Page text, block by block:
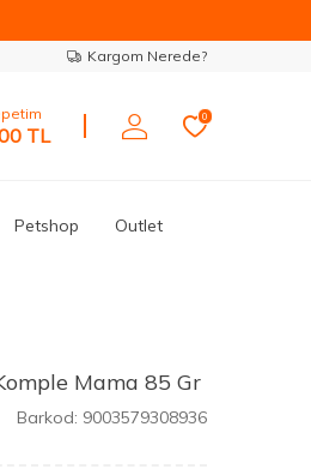
Kargom Nerede?
TL
0
Petshop Outlet
Mama 85 Gr
Barkod: 9003579308936